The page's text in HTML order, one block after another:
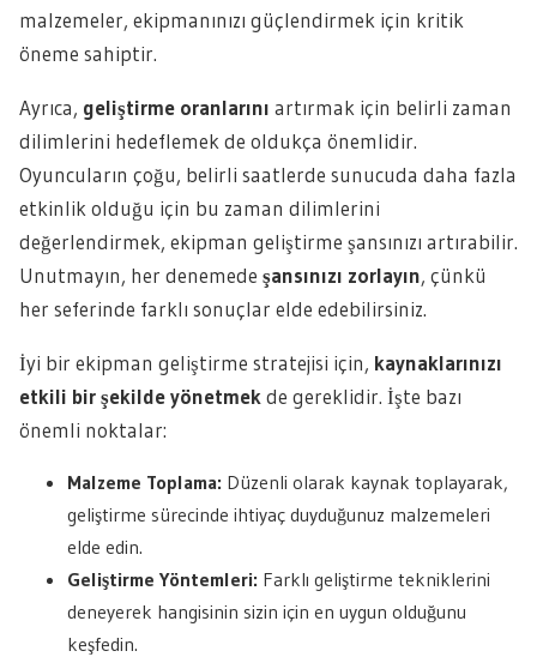
malzemeler, ekipmanınızı güçlendirmek için kritik
öneme sahiptir.
Ayrıca, geliştirme oranlarını artırmak için belirli zaman
dilimlerini hedeflemek de oldukça önemlidir.
Oyuncuların çoğu, belirli saatlerde sunucuda daha fazla
etkinlik olduğu için bu zaman dilimlerini
değerlendirmek, ekipman geliştirme şansınızı artırabilir.
Unutmayın, her denemede şansınızı zorlayın, çünkü
her seferinde farklı sonuçlar elde edebilirsiniz.
İyi bir ekipman geliştirme stratejisi için, kaynaklarınızı
etkili bir şekilde yönetmek de gereklidir. İşte bazı
önemli noktalar:
Malzeme Toplama: Düzenli olarak kaynak toplayarak,
geliştirme sürecinde ihtiyaç duyduğunuz malzemeleri
elde edin.
Geliştirme Yöntemleri: Farklı geliştirme tekniklerini
deneyerek hangisinin sizin için en uygun olduğunu
keşfedin.